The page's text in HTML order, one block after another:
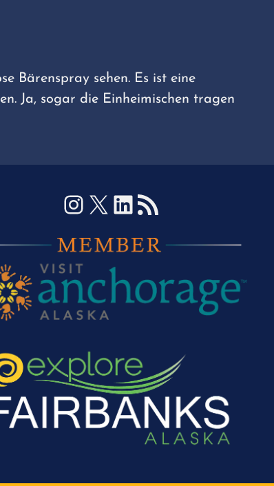
Bärenspray sehen. Es ist eine
Ja, sogar die Einheimischen tragen
Instagram
X LinkedIn
RSS-Feed